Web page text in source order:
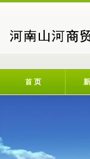
首 页